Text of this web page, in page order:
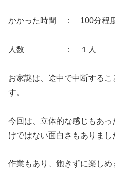
かかった時間 ： 100分程
人数 ： １人
お家謎は、途中で中断する
す。
今回は、立体的な感じもあ
けではない面白さもありまし
作業もあり、飽きずに楽しめ